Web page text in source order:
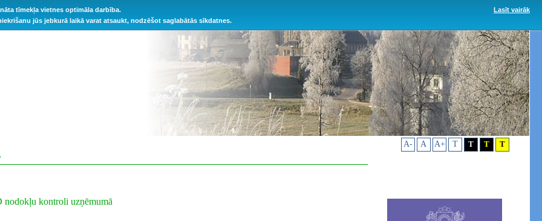
tīmekļa vietnes optimāla darbība.
jūs jebkurā laikā varat atsaukt, nodzēšot saglabātās sīkdatnes.
Lasīt vairāk
nodokļu kontroli uzņēmumā
A- A A+ T T T T